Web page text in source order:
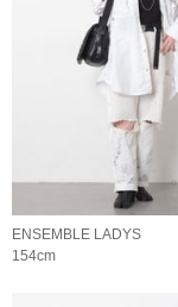
ENSEMBLE LADYS
154cm